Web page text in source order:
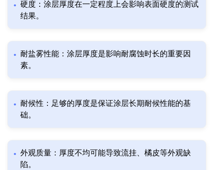
硬度：涂层厚度在一定程度上会影响表面硬度的测试
结果。
耐盐雾性能：涂层厚度是影响耐腐蚀时长的重要因
素。
耐候性：足够的厚度是保证涂层长期耐候性能的基
础。
外观质量：厚度不均可能导致流挂、橘皮等外观缺
陷。